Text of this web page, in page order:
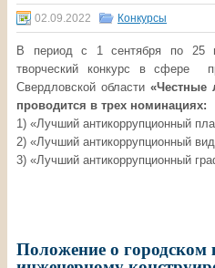
02.09.2022 Конкурсы
В период с 1 сентября по 25
творческий конкурс в сфере
Свердловской области «Честные
проводится в трех номинациях:
1) «Лучший антикоррупционный
2) «Лучший антикоррупционный
3) «Лучший антикоррупционный
Положение о городском